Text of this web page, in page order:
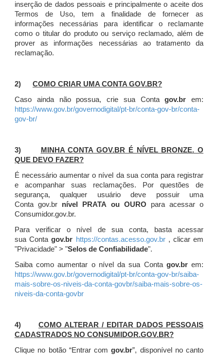
inserção de dados pessoais e principalmente o aceite dos
Termos de Uso, tem a finalidade de fornecer as
informações necessárias para identificar o reclamante
como o titular do produto ou serviço reclamado, além de
prover as informações necessárias ao tratamento da
reclamação.
2) COMO CRIAR UMA CONTA GOV.BR?
Caso ainda não possua, crie sua Contagov.br em:
https://www.gov.br/governodigital/pt-br/conta-gov-br/conta-
gov-br/
3)
MINHA CONTA GOV.BR É NÍVEL BRONZE. O
QUE DEVO FAZER?
É necessário aumentar o nível da sua conta para registrar
e acompanhar suas reclamações. Por questões de
segurança, qualquer usuário deve possuir uma
Conta gov.br nível PRATA ou OURO para acessar o
Consumidor.gov.br.
Para verificar o nível de sua conta, basta acessar
sua Contagov.br https://contas.acesso.gov.br, clicar em
"Privacidade" > "Selos de Confiabilidade".
Saiba como aumentar o nível da sua Conta gov.brem:
https://www.gov.br/governodigital/pt-br/conta-gov-br/saiba-
mais-sobre-os-niveis-da-conta-govbr/saiba-mais-sobre-os-
niveis-da-conta-govbr
4) COMO ALTERAR / EDITAR DADOS PESSOAIS
CADASTRADOS NO CONSUMIDOR.GOV.BR?
Clique no botão “Entrar comgov.br”, disponível no canto